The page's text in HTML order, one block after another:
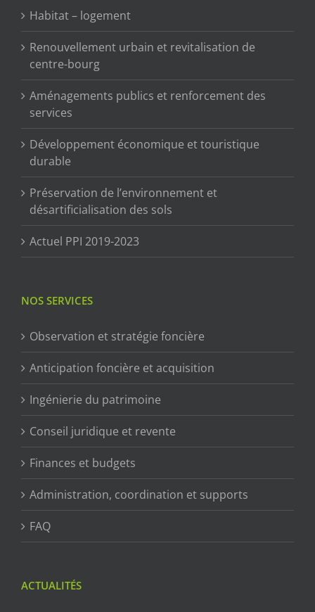
Habitat – logement
Renouvellement urbain et revitalisation de
centre-bourg
Aménagements publics et renforcement des
services
Développement économique et touristique
durable
Préservation de l’environnement et
désartificialisation des sols
Actuel PPI 2019-2023
NOS SERVICES
Observation et stratégie foncière
Anticipation foncière et acquisition
Ingénierie du patrimoine
Conseil juridique et revente
Finances et budgets
Administration, coordination et supports
FAQ
ACTUALITÉS